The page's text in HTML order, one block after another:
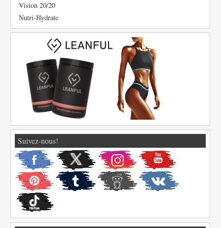
Vision 20/20
Nutri-Hydrate
Suivez-nous!